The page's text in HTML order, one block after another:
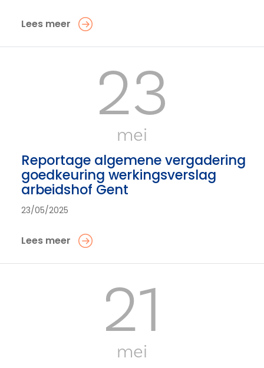
Lees meer
23
mei
Reportage algemene vergadering
goedkeuring werkingsverslag
arbeidshof Gent
23/05/2025
Lees meer
21
mei